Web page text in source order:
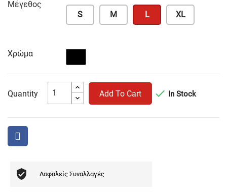
Μέγεθος
S
M L XL
Χρώμα
Quantity Add To Cart  In Stock
Ασφαλείς Συναλλαγές